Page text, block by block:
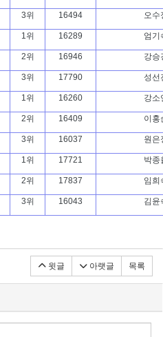
3위 16494 오수
1위 16289 엄기
2위 16946 강승
3위 17790 성선
1위 16260 강소
2위 16409 이홍
3위 16037 원은
1위 17721 박종
2위 17837 임희
3위 16043 김윤
윗글 아랫글 목록